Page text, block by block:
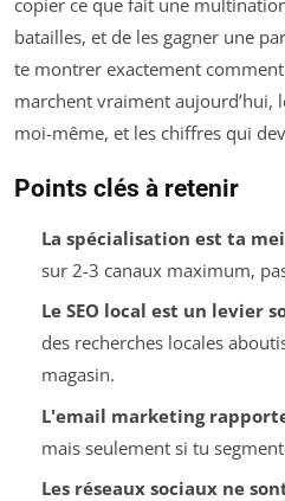
batailles, et de les gagner une
te montrer exactement
marchent vraiment aujourd’hui,
moi-même, et les chiffres qui
Points clés à retenir
La spécialisation est ta
sur 2-3 canaux maximum,
Le SEO local est un levier
des recherches locales
magasin.
L'email marketing
mais seulement si tu
Les réseaux sociaux ne